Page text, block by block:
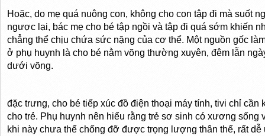
Hoặc, do mẹ quá nuông con, không cho con tập đi mà suốt
ngược lại, bác mẹ cho bé tập ngồi và tập đi quá sớm khiến
chẳng thể chịu chứa sức nặng của cơ thể. Một nguồn gốc
ở phụ huynh là cho bé nằm võng thường xuyên, đêm lẫn
dưới võng.
đặc trưng, cho bé tiếp xúc đồ điện thoại máy tính, tivi chỉ cần
cho trẻ. Phụ huynh nên hiểu rằng trẻ sơ sinh có xương sống
khi này chưa thể chống đỡ được trọng lượng thân thể, rất dễ